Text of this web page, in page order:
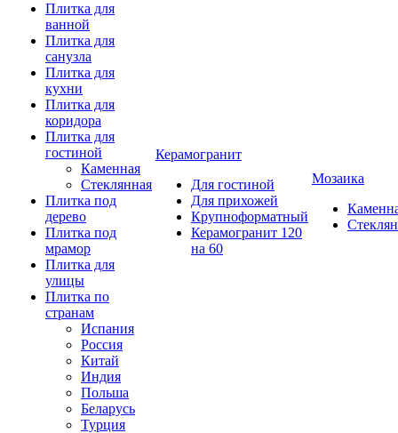
Плитка для
ванной
Плитка для
санузла
Плитка для
кухни
Плитка для
коридора
Плитка для
гостиной
Каменная
Стеклянная
Плитка под
дерево
Плитка под
мрамор
Плитка для
улицы
Плитка по
странам
Испания
Россия
Китай
Индия
Польша
Беларусь
Турция
Керамогранит
Для гостиной
Для прихожей
Крупноформатный
Керамогранит 120
на 60
Мозаика